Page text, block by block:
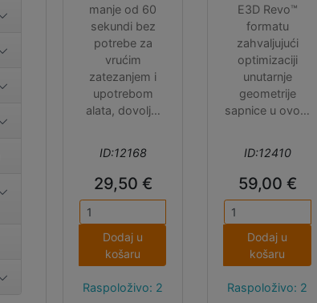
manje od 60
sekundi bez
potrebe za
vrućim
zatezanjem i
upotrebom
alata, dovoljni
možda će biti
potrebno
korigirati Z
offset nakon
promjene
sapnice.
ID:12168
29,50 €
Dodaj u
košaru
Raspoloživo: 2
E3D Revo™
formatu
zahvaljujući
optimizaciji
unutarnje
geometrije
sapnice u ovom
standardnim
40W Revo
grijačem i
fialmentima. 1.4
mm sapnica
ima
brzinu protoka
ID:12410
59,00 €
Dodaj u
košaru
Raspoloživo: 2